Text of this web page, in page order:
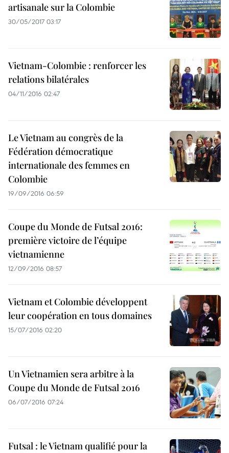
artisanale sur la Colombie
30/05/2017 03:17
Vietnam-Colombie : renforcer les
relations bilatérales
04/11/2016 02:47
Le Vietnam au congrès de la
Fédération démocratique
internationale des femmes en
Colombie
19/09/2016 06:59
Coupe du Monde de Futsal 2016:
première victoire de l’équipe
vietnamienne
12/09/2016 08:57
Vietnam et Colombie développent
leur coopération en tous domaines
15/07/2016 02:20
Un Vietnamien sera arbitre à la
Coupe du Monde de Futsal 2016
06/07/2016 07:24
Futsal : le Vietnam qualifié pour la